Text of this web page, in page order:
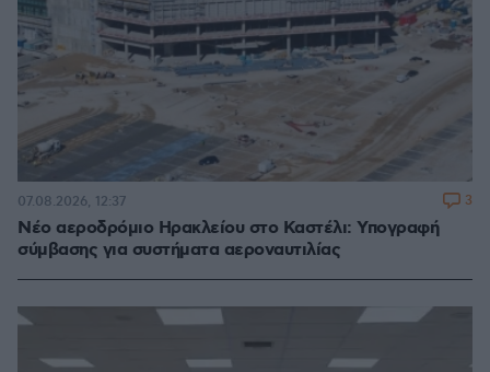
Νέο αεροδρόμιο Ηρακλείου στο Καστέλι: Υπογραφή
σύμβασης για συστήματα αεροναυτιλίας
07.08.2026, 12:37 3